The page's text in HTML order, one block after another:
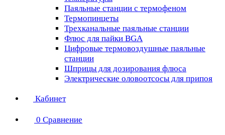
Паяльные станции с термофеном
Термопинцеты
Трехканальные паяльные станции
Флюс для пайки BGA
Цифровые термовоздушные паяльные
станции
Шприцы для дозирования флюса
Электрические оловоотсосы для припоя
Кабинет
0 Сравнение